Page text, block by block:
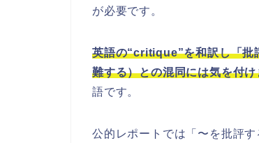
が必要です。
英語の“critique”を和訳し「批
難する）との混同には気を付
語です。
公的レポートでは「〜を批評